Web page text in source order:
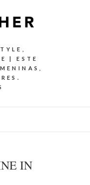
| ESTE
IN